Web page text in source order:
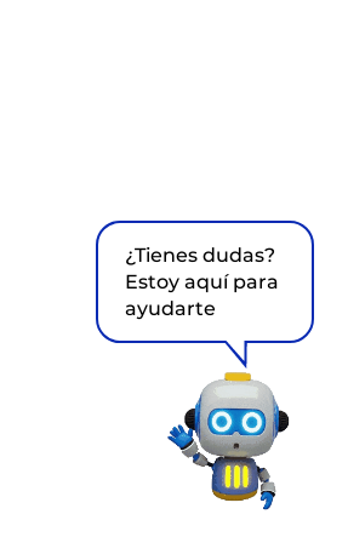
¿Tienes dudas?
Estoy aquí para
ayudarte